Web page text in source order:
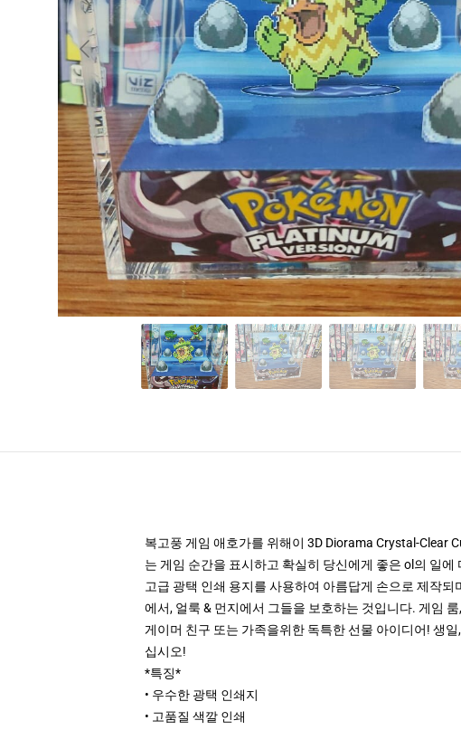
복고풍 게임 애호가를 위해이 3D Diorama Crystal-Clear
는 게임 순간을 표시하고 확실히 당신에게 좋은 ol의 일에
고급 광택 인쇄 용지를 사용하여 아름답게 손으로 제작
에서, 얼룩 & 먼지에서 그들을 보호하는 것입니다. 게임
게이머 친구 또는 가족을위한 독특한 선물 아이디어! 생
십시오!
*특징*
• 우수한 광택 인쇄지
• 고품질 색깔 인쇄